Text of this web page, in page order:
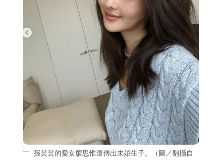
孫芸芸的愛女廖思惟遭傳出未婚生子。（圖／翻攝自